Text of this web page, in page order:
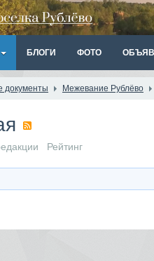
БЛОГИ ФОТО
документы Межевание Рублёво
Рейтинг